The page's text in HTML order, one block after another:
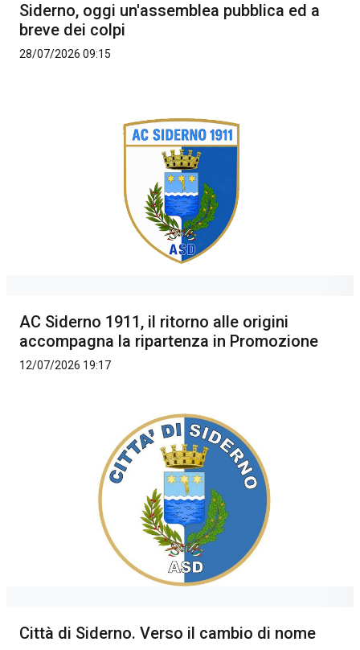
Siderno, oggi un'assemblea pubblica ed a
breve dei colpi
28/07/2026 09:15
AC Siderno 1911, il ritorno alle origini
accompagna la ripartenza in Promozione
12/07/2026 19:17
Città di Siderno. Verso il cambio di nome